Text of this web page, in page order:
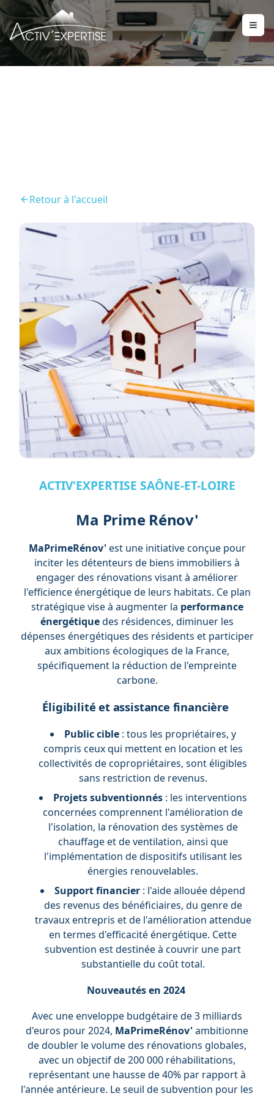
Retour à l'accueil
ACTIV'EXPERTISE SAÔNE-ET-LOIRE
Ma Prime Rénov'
MaPrimeRénov'est une initiative conçue pour
inciter les détenteurs de biens immobiliers à
engager des rénovations visant à améliorer
l'efficience énergétique de leurs habitats. Ce plan
stratégique vise à augmenter la performance
énergétiquedes résidences, diminuer les
dépenses énergétiques des résidents et participer
aux ambitions écologiques de la France,
spécifiquement la réduction de l'empreinte
carbone.
Éligibilité et assistance financière
Public cible : tous les propriétaires, y
compris ceux qui mettent en location et les
collectivités de copropriétaires, sont éligibles
sans restriction de revenus.
Projets subventionnés : les interventions
concernées comprennent l'amélioration de
l'isolation, la rénovation des systèmes de
chauffage et de ventilation, ainsi que
l'implémentation de dispositifs utilisant les
énergies renouvelables.
Support financier : l'aide allouée dépend
des revenus des bénéficiaires, du genre de
travaux entrepris et de l'amélioration attendue
en termes d'efficacité énergétique. Cette
subvention est destinée à couvrir une part
substantielle du coût total.
Nouveautés en 2024
Avec une enveloppe budgétaire de 3 milliards
d'euros pour 2024, MaPrimeRénov'ambitionne
de doubler le volume des rénovations globales,
avec un objectif de 200 000 réhabilitations,
représentant une hausse de 40% par rapport à
l'année antérieure. Le seuil de subvention pour les